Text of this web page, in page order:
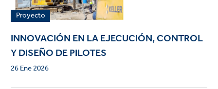
Proyecto
INNOVACIÓN EN LA EJECUCIÓN, CONTROL
Y DISEÑO DE PILOTES
26 Ene 2026